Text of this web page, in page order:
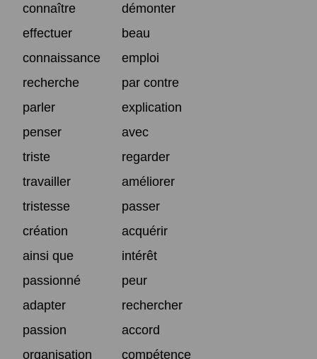
connaître
démonter
effectuer
beau
connaissance
emploi
recherche
par contre
parler
explication
penser
avec
triste
regarder
travailler
améliorer
tristesse
passer
création
acquérir
ainsi que
intérêt
passionné
peur
adapter
rechercher
passion
accord
organisation
compétence